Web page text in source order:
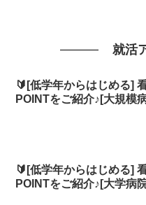
就活
🔰[低学年からはじめる]
POINTをご紹介♪[大規模
🔰[低学年からはじめる]
POINTをご紹介♪[大学病